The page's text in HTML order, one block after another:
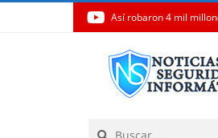
Así robaron 4 mil